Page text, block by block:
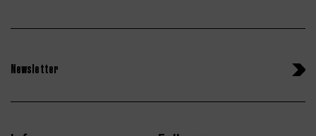
Newsletter